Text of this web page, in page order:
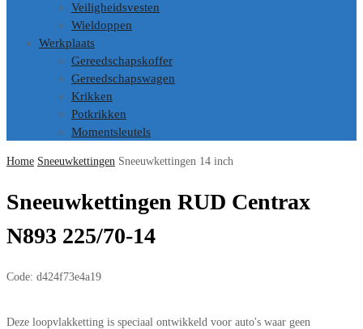
Veiligheidsvesten
Wieldoppen
Werkplaats
Gereedschapskoffer
Gereedschapswagen
Krikken
Potkrikken
Momentsleutels
Home Sneeuwkettingen Sneeuwkettingen 14 inch
Sneeuwkettingen RUD Centrax
N893 225/70-14
Code: d424f73e4a19
Deze loopvlakketting is speciaal ontwikkeld voor auto's waar geen